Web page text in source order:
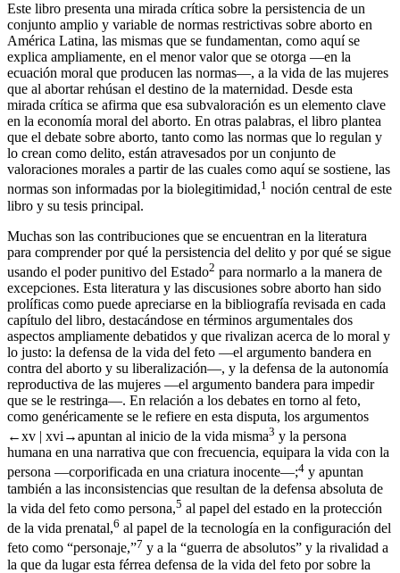
Este libro presenta una mirada crítica sobre la persistencia de un
conjunto amplio y variable de normas restrictivas sobre aborto en
América Latina, las mismas que se fundamentan, como aquí se
explica ampliamente, en el menor valor que se otorga —en la
ecuación moral que producen las normas—, a la vida de las mujeres
que al abortar rehúsan el destino de la maternidad. Desde esta
mirada crítica se afirma que esa subvaloración es un elemento clave
en la economía moral del aborto. En otras palabras, el libro plantea
que el debate sobre aborto, tanto como las normas que lo regulan y
lo crean como delito, están atravesados por un conjunto de
valoraciones morales a partir de las cuales como aquí se sostiene, las
normas son informadas por la biolegitimidad,1 noción central de este
libro y su tesis principal.
Muchas son las contribuciones que se encuentran en la literatura
para comprender por qué la persistencia del delito y por qué se sigue
usando el poder punitivo del Estado2 para normarlo a la manera de
excepciones. Esta literatura y las discusiones sobre aborto han sido
prolíficas como puede apreciarse en la bibliografía revisada en cada
capítulo del libro, destacándose en términos argumentales dos
aspectos ampliamente debatidos y que rivalizan acerca de lo moral y
lo justo: la defensa de la vida del feto —el argumento bandera en
contra del aborto y su liberalización—, y la defensa de la autonomía
reproductiva de las mujeres —el argumento bandera para impedir
que se le restringa—. En relación a los debates en torno al feto,
como genéricamente se le refiere en esta disputa, los argumentos
←xv | xvi→apuntan al inicio de la vida misma3 y la persona
humana en una narrativa que con frecuencia, equipara la vida con la
persona —corporificada en una criatura inocente—;4 y apuntan
también a las inconsistencias que resultan de la defensa absoluta de
la vida del feto como persona,5 al papel del estado en la protección
de la vida prenatal,6 al papel de la tecnología en la configuración del
feto como “personaje,”7 y a la “guerra de absolutos” y la rivalidad a
la que da lugar esta férrea defensa de la vida del feto por sobre la